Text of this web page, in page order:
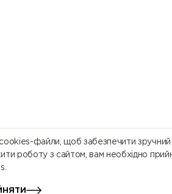
файли, щоб забезпечити
роботу з сайтом, вам необхідно